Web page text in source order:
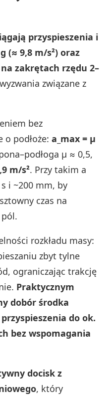
przyspieszenia i
(≈ 9,8 m/s²) oraz
zakrętach rzędu 2–
związane z
bez
o podłoże:a_max = μ
μ ≈ 0,5,
m/s². Przy takim a
i ~200 mm, by
czas na
rozkładu masy:
zbyt tylne
ograniczając trakcję
Praktycznym
dobór środka
do ok.
bez wspomagania
docisk z
, który